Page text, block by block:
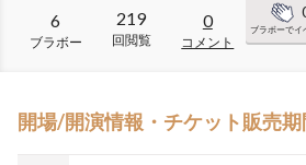
6
ブラボー
219
回閲覧
0
コメント
ブラボーでイ
開場/開演情報・チケット販売期